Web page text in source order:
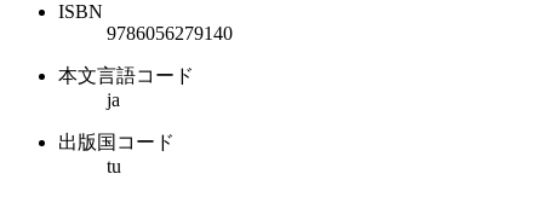
ISBN
9786056279140
本文言語コード
ja
出版国コード
tu